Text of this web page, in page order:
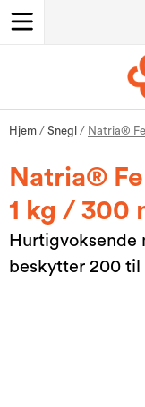
Hjem / Snegl / Natria®
Natria®
1 kg / 300
Hurtigvoksende
beskytter 200